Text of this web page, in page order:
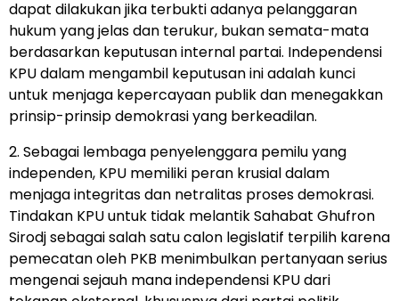
dapat dilakukan jika terbukti adanya pelanggaran
hukum yang jelas dan terukur, bukan semata-mata
berdasarkan keputusan internal partai. Independensi
KPU dalam mengambil keputusan ini adalah kunci
untuk menjaga kepercayaan publik dan menegakkan
prinsip-prinsip demokrasi yang berkeadilan.
2. Sebagai lembaga penyelenggara pemilu yang
independen, KPU memiliki peran krusial dalam
menjaga integritas dan netralitas proses demokrasi.
Tindakan KPU untuk tidak melantik Sahabat Ghufron
Sirodj sebagai salah satu calon legislatif terpilih karena
pemecatan oleh PKB menimbulkan pertanyaan serius
mengenai sejauh mana independensi KPU dari